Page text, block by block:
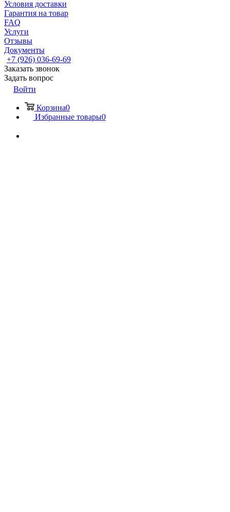
Условия доставки
Гарантия на товар
FAQ
Услуги
Отзывы
Документы
+7 (926) 036-69-69
Заказать звонок
Задать вопрос
Войти
Корзина0
Избранные товары0